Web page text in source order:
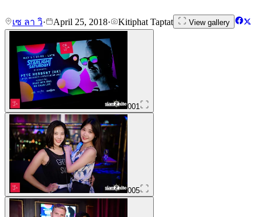
เซ ลา วิ· April 25, 2018· Kitiphat Taptat View gallery
001
005